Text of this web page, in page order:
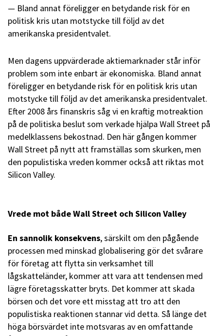
Bland annat föreligger en betydande risk för en
politisk kris utan motstycke till följd av det
amerikanska presidentvalet.
Men dagens uppvärderade aktiemarknader står inför
problem som inte enbart är ekonomiska. Bland annat
föreligger en betydande risk för en politisk kris utan
motstycke till följd av det amerikanska presidentvalet.
Efter 2008 års finanskris såg vi en kraftig motreaktion
på de politiska beslut som verkade hjälpa Wall Street på
medelklassens bekostnad. Den här gången kommer
Wall Street på nytt att framställas som skurken, men
den populistiska vreden kommer också att riktas mot
Silicon Valley.
Vrede mot både Wall Street och Silicon Valley
En sannolik konsekvens, särskilt om den pågående
processen med minskad globalisering gör det svårare
för företag att flytta sin verksamhet till
lågskatteländer, kommer att vara att tendensen med
lägre företagsskatter bryts. Det kommer att skada
börsen och det vore ett misstag att tro att den
populistiska reaktionen stannar vid detta. Så länge det
höga börsvärdet inte motsvaras av en omfattande